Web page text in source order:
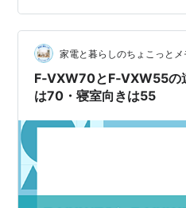
する人に向いています。
ンプルな見た目や、仕様・交
ら選びたい人に向いています
め、フィ…
家電と暮らしのちょこっとメ
F‑VXW70とF‑VXW55の
は70・寝室向きは55